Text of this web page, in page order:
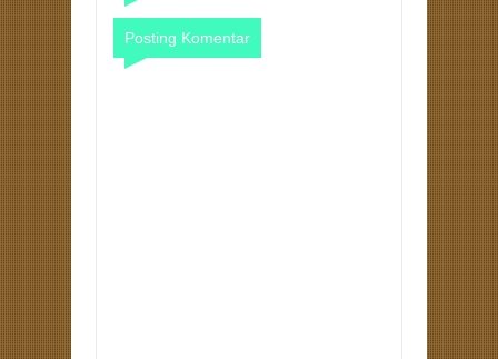
Posting Komentar